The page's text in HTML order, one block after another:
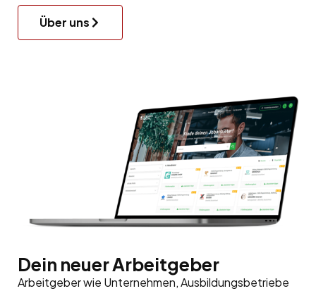
Über uns
Dein neuer Arbeitgeber
Arbeitgeber wie Unternehmen, Ausbildungsbetriebe